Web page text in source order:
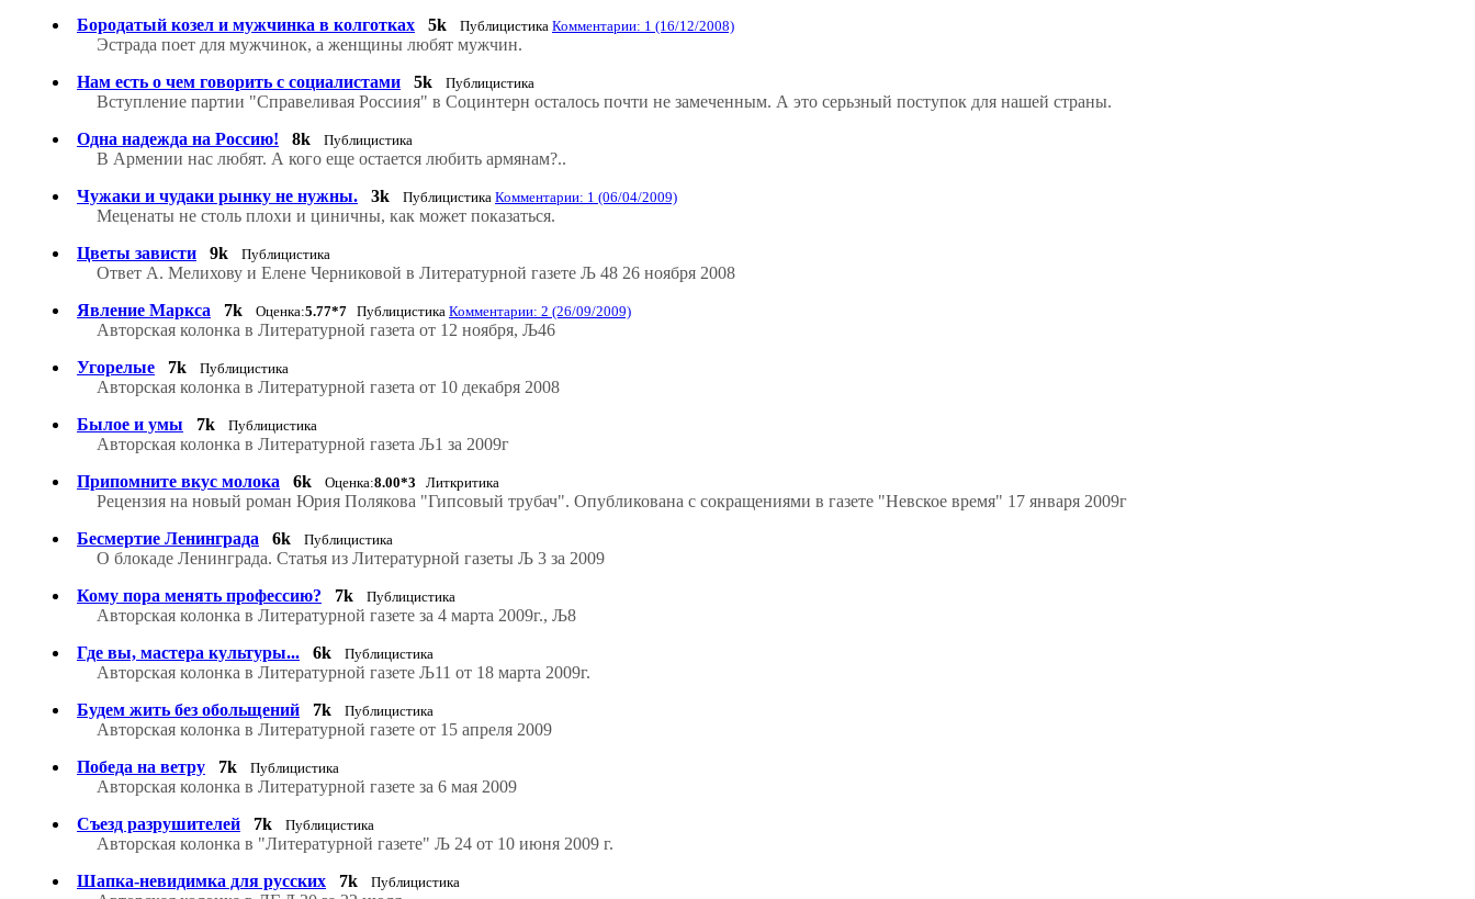
Бородатый козел и мужчинка в колготках
5k Публицистика Комментарии: 1 (16/12/2008)
Эстрада поет для мужчинок, а женщины любят мужчин.
Нам есть о чем говорить с социалистами
5k Публицистика
Вступление партии "Справеливая Россиия" в Социнтерн осталось почти не замеченным. А это серьзный поступок для нашей страны.
Одна надежда на Россию!
8k Публицистика
В Армении нас любят. А кого еще остается любить армянам?..
Чужаки и чудаки рынку не нужны.
3k Публицистика Комментарии: 1 (06/04/2009)
Меценаты не столь плохи и циничны, как может показаться.
Цветы зависти
9k Публицистика
Ответ А. Мелихову и Елене Черниковой в Литературной газете Љ 48 26 ноября 2008
Явление Маркса
7k Оценка:5.77*7 Публицистика Комментарии: 2 (26/09/2009)
Авторская колонка в Литературной газета от 12 ноября, Љ46
Угорелые
7k Публицистика
Авторская колонка в Литературной газета от 10 декабря 2008
Былое и умы
7k Публицистика
Авторская колонка в Литературной газета Љ1 за 2009г
Припомните вкус молока
6k Оценка:8.00*3 Литкритика
Рецензия на новый роман Юрия Полякова "Гипсовый трубач". Опубликована с сокращениями в газете "Невское время" 17 января 2009г
Бесмертие Ленинграда
6k Публицистика
О блокаде Ленинграда. Статья из Литературной газеты Љ 3 за 2009
Кому пора менять профессию?
7k Публицистика
Авторская колонка в Литературной газете за 4 марта 2009г., Љ8
Где вы, мастера культуры...
6k Публицистика
Авторская колонка в Литературной газете Љ11 от 18 марта 2009г.
Будем жить без обольщений
7k Публицистика
Авторская колонка в Литературной газете от 15 апреля 2009
Победа на ветру
7k Публицистика
Авторская колонка в Литературной газете за 6 мая 2009
Съезд разрушителей
7k Публицистика
Авторская колонка в "Литературной газете" Љ 24 от 10 июня 2009 г.
Шапка-невидимка для русских
7k Публицистика